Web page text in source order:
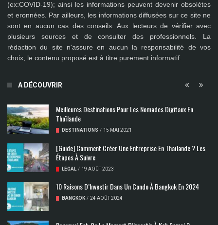
(ex:COVID-19); ainsi les informations peuvent devenir obsolétes
et eronnées. Par ailleurs, les informations diffusées sur ce site ne
sont en aucun cas des conseils. Aux lecteurs de vérifier avec
plusieurs sources et de consulter des professionnels. La
rédaction du site n'assure en aucun la responsabilité de vos
choix, le contenu proposé est à titre purement informatif.
A DÉCOUVRIR
Meilleures Destinations Pour Les Nomades Digitaux En
Thaïlande
DESTINATIONS / 15 MAI 2021
[Guide] Comment Créer Une Entreprise En Thaïlande ? Les
Étapes À Suivre
LÉGAL / 19 AOÛT 2023
10 Raisons D’Investir Dans Un Condo À Bangkok En 2024
BANGKOK / 24 AOÛT 2024